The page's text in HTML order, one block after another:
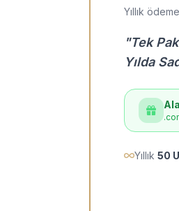
Yıllık
"Tek
Yılda
Yıllık 50